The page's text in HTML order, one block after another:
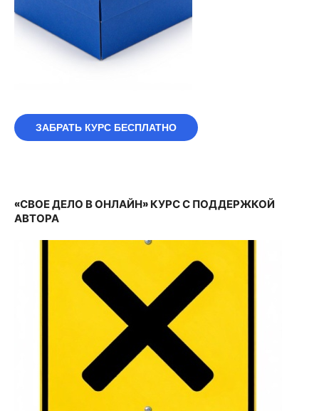
ЗАБРАТЬ КУРС БЕСПЛАТНО
«СВОЕ ДЕЛО В ОНЛАЙН» КУРС С ПОДДЕРЖКОЙ
АВТОРА